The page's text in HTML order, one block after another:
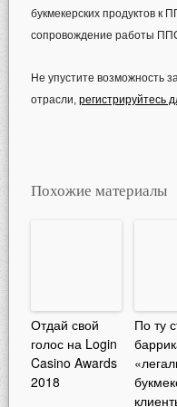
букмекерских продуктов к
сопровождение работы
Не упустите возможность
отрасли, регистрируйтесь
Похожие материалы
Отдай свой
голос на Login
Casino Awards
2018
По ту